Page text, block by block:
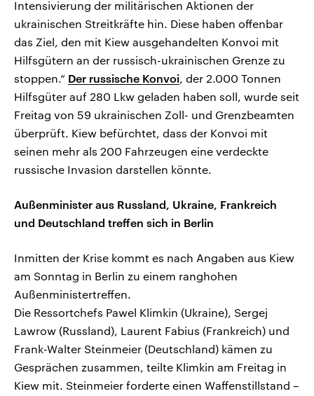
Intensivierung der militärischen Aktionen der
ukrainischen Streitkräfte hin. Diese haben offenbar
das Ziel, den mit Kiew ausgehandelten Konvoi mit
Hilfsgütern an der russisch-ukrainischen Grenze zu
stoppen.“ Der russische Konvoi, der 2.000 Tonnen
Hilfsgüter auf 280 Lkw geladen haben soll, wurde seit
Freitag von 59 ukrainischen Zoll- und Grenzbeamten
überprüft. Kiew befürchtet, dass der Konvoi mit
seinen mehr als 200 Fahrzeugen eine verdeckte
russische Invasion darstellen könnte.
Außenminister aus Russland, Ukraine, Frankreich
und Deutschland treffen sich in Berlin
Inmitten der Krise kommt es nach Angaben aus Kiew
am Sonntag in Berlin zu einem ranghohen
Außenministertreffen.
Die Ressortchefs Pawel Klimkin (Ukraine), Sergej
Lawrow (Russland), Laurent Fabius (Frankreich) und
Frank-Walter Steinmeier (Deutschland) kämen zu
Gesprächen zusammen, teilte Klimkin am Freitag in
Kiew mit. Steinmeier forderte einen Waffenstillstand –